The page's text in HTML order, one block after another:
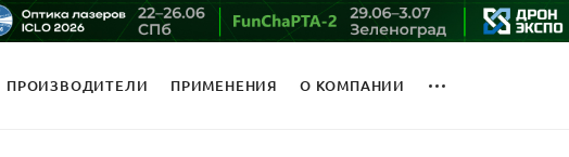
ПРОИЗВОДИТЕЛИ ПРИМЕНЕНИЯ О КОМПАНИИ